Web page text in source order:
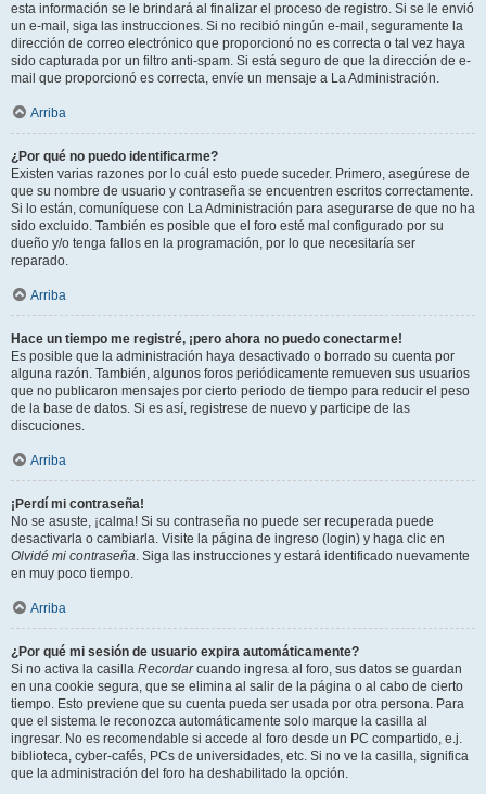
esta información se le brindará al finalizar el proceso de registro. Si se le envió
un e-mail, siga las instrucciones. Si no recibió ningún e-mail, seguramente la
dirección de correo electrónico que proporcionó no es correcta o tal vez haya
sido capturada por un filtro anti-spam. Si está seguro de que la dirección de e-
mail que proporcionó es correcta, envíe un mensaje a La Administración.
Arriba
¿Por qué no puedo identificarme?
Existen varias razones por lo cuál esto puede suceder. Primero, asegúrese de
que su nombre de usuario y contraseña se encuentren escritos correctamente.
Si lo están, comuníquese con La Administración para asegurarse de que no ha
sido excluido. También es posible que el foro esté mal configurado por su
dueño y/o tenga fallos en la programación, por lo que necesitaría ser
reparado.
Arriba
Hace un tiempo me registré, ¡pero ahora no puedo conectarme!
Es posible que la administración haya desactivado o borrado su cuenta por
alguna razón. También, algunos foros periódicamente remueven sus usuarios
que no publicaron mensajes por cierto periodo de tiempo para reducir el peso
de la base de datos. Si es así, registrese de nuevo y participe de las
discuciones.
Arriba
¡Perdí mi contraseña!
No se asuste, ¡calma! Si su contraseña no puede ser recuperada puede
desactivarla o cambiarla. Visite la página de ingreso (login) y haga clic en
Olvidé mi contraseña. Siga las instrucciones y estará identificado nuevamente
en muy poco tiempo.
Arriba
¿Por qué mi sesión de usuario expira automáticamente?
Si no activa la casilla Recordarcuando ingresa al foro, sus datos se guardan
en una cookie segura, que se elimina al salir de la página o al cabo de cierto
tiempo. Esto previene que su cuenta pueda ser usada por otra persona. Para
que el sistema le reconozca automáticamente solo marque la casilla al
ingresar. No es recomendable si accede al foro desde un PC compartido, e.j.
biblioteca, cyber-cafés, PCs de universidades, etc. Si no ve la casilla, significa
que la administración del foro ha deshabilitado la opción.